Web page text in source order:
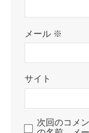
メール ※
サイト
次回のコメ